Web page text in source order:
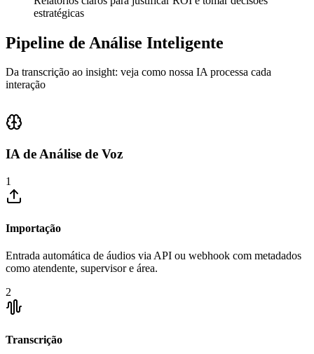
estratégicas
Pipeline de Análise Inteligente
Da transcrição ao insight: veja como nossa IA processa cada
interação
IA de Análise de Voz
1
Importação
Entrada automática de áudios via API ou webhook com metadados
como atendente, supervisor e área.
2
Transcrição